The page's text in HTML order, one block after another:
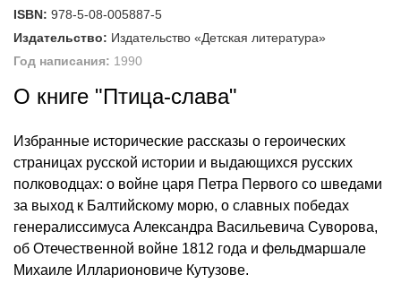
ISBN: 978-5-08-005887-5
Издательство: Издательство «Детская литература»
Год написания: 1990
О книге "Птица-слава"
Избранные исторические рассказы о героических
страницах русской истории и выдающихся русских
полководцах: о войне царя Петра Первого со шведами
за выход к Балтийскому морю, о славных победах
генералиссимуса Александра Васильевича Суворова,
об Отечественной войне 1812 года и фельдмаршале
Михаиле Илларионовиче Кутузове.